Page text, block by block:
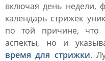
включая день недели,
календарь стрижек
по той причине, что
аспекты, но и
время для стрижки.